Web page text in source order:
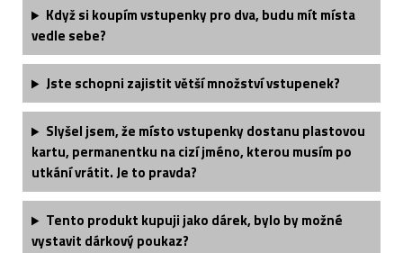
Když si koupím vstupenky pro dva, budu mít místa
vedle sebe?
Jste schopni zajistit větší množství vstupenek?
Slyšel jsem, že místo vstupenky dostanu plastovou
kartu, permanentku na cizí jméno, kterou musím po
utkání vrátit. Je to pravda?
Tento produkt kupuji jako dárek, bylo by možné
vystavit dárkový poukaz?